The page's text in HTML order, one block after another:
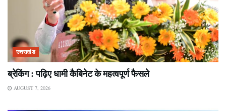
उत्तराखंड
ब्रेकिंग : पढ़िए धामी कैबिनेट के महत्वपूर्ण फैसले
AUGUST 7, 2026